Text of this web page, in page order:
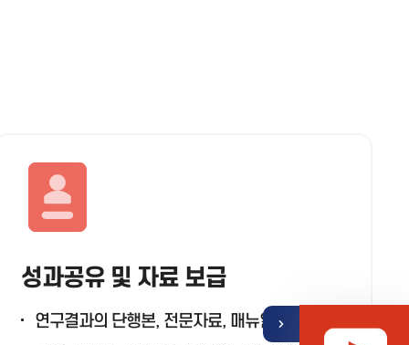
성과공유 및 자료 보급
연구결과의 단행본, 전문자료, 매뉴얼 등 제작